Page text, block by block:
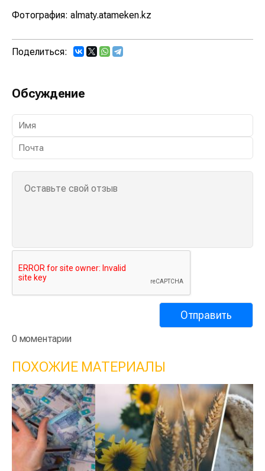
Фотография: almaty.atameken.kz
Поделиться:
Обсуждение
0 моментарии
ПОХОЖИЕ МАТЕРИАЛЫ